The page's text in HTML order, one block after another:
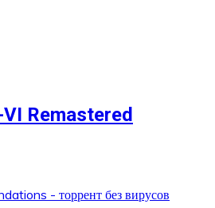
Remastered